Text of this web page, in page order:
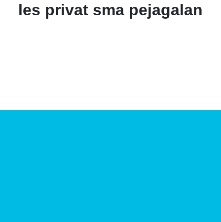
les privat sma pejagalan